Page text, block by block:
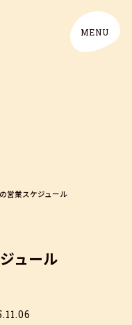
営業スケジュール
ュール